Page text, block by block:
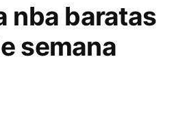
nba baratas
semana